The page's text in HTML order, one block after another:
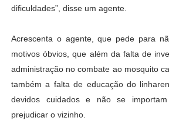
dificuldades”, disse um agente.
Acrescenta o agente, que pede para
motivos óbvios, que além da falta de
administração no combate ao mosquito
também a falta de educação do
devidos cuidados e não se
prejudicar o vizinho.